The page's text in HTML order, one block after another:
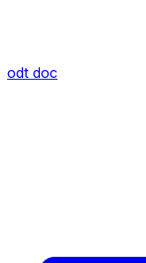
odt doc